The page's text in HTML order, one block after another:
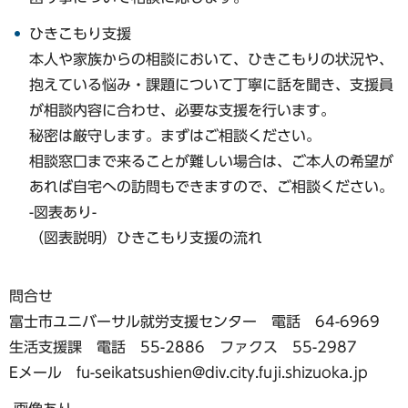
ひきこもり支援
本人や家族からの相談において、ひきこもりの状況や、
抱えている悩み・課題について丁寧に話を聞き、支援員
が相談内容に合わせ、必要な支援を行います。
秘密は厳守します。まずはご相談ください。
相談窓口まで来ることが難しい場合は、ご本人の希望が
あれば自宅への訪問もできますので、ご相談ください。
-図表あり-
（図表説明）ひきこもり支援の流れ
問合せ
富士市ユニバーサル就労支援センター 電話 64-6969
生活支援課 電話 55-2886 ファクス 55-2987
Eメール fu-seikatsushien@div.city.fuji.shizuoka.jp